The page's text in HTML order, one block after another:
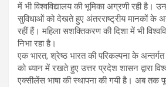
में भी विश्वविद्यालय की भूमिका अग्रणी रही है।
सुविधाओं को देखते हुए अंतरराष्ट्रीय मानकों के
रहीं हैं। महिला सशक्तिकरण की दिशा में भी
निभा रहा है।
एक भारत, श्रेष्ठ भारत की परिकल्पना के
को ध्यान में रखते हुए उत्तर प्रदेश शासन द्वारा
एक्सीलेंस भाषा की स्थापना की गयी है। अब तक